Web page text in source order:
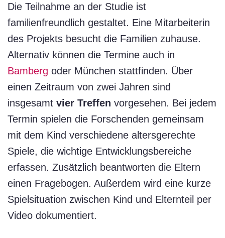
Die Teilnahme an der Studie ist
familienfreundlich gestaltet. Eine Mitarbeiterin
des Projekts besucht die Familien zuhause.
Alternativ können die Termine auch in
Bamberg oder München stattfinden. Über
einen Zeitraum von zwei Jahren sind
insgesamt vier Treffen vorgesehen. Bei jedem
Termin spielen die Forschenden gemeinsam
mit dem Kind verschiedene altersgerechte
Spiele, die wichtige Entwicklungsbereiche
erfassen. Zusätzlich beantworten die Eltern
einen Fragebogen. Außerdem wird eine kurze
Spielsituation zwischen Kind und Elternteil per
Video dokumentiert.